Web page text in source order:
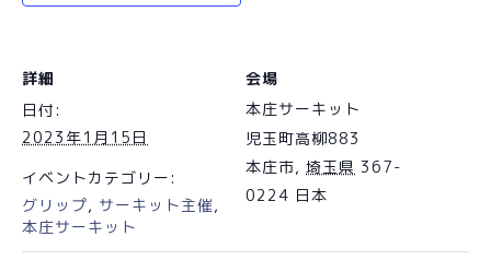
詳細
日付:
2023年1月15日
イベントカテゴリー:
グリップ, サーキット主催,
本庄サーキット
会場
本庄サーキット
児玉町高柳883
本庄市, 埼玉県 367-
0224 日本